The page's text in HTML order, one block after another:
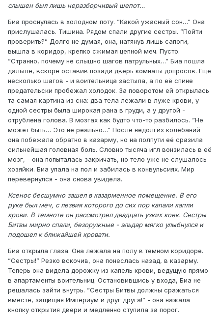
слышен был лишь неразборчивый шепот…
Биа проснулась в холодном поту. ”Какой ужасный сон…” Она
прислушалась. Тишина. Рядом спали другие сестры. ”Пойти
проверить?” Долго не думая, она, натянув лишь сапоги,
вышла в коридор, крепко сжимая цепной меч. Пусто.
”Странно, почему не слышно шагов патрульных…” Биа пошла
дальше, вскоре оставив позади дверь комнаты допросов. Еще
несколько шагов - и воительница застыла, а по её спине
предательски пробежал холодок. За поворотом ей открылась
та самая картина из сна: два тела лежали в луже крови, у
одной сестры была широкая рана в груди, а у другой -
отрублена голова. В мозгах как будто что-то разбилось. ”Не
может быть… Это не реально…” После недолгих колебаний
она побежала обратно в казарму, но на полпути её сразила
сильнейшая головная боль. Словно тысяча игл вонзилась в её
мозг, - она попыталась закричать, но тело уже не слушалось
хозяйки. Биа упала на пол и забилась в конвульсиях. Мир
перевернулся - она снова увидела.
Ксенос бесшумно зашел в казарменное помещение. В его
руке был меч, с лезвия которого до сих пор капали капли
крови. В темноте он рассмотрел двадцать узких коек. Сестры
Битвы мирно спали, безоружные - эльдар мягко улыбнулся и
подошел к ближайшей кровати.
Биа открыла глаза. Она лежала на полу в темном коридоре.
”Сестры!” Резко вскочив, она понеслась назад, в казарму.
Теперь она видела дорожку из капель крови, ведущую прямо
в апартаменты воительниц. Остановившись у входа, Биа не
решалась зайти внутрь. ”Сестры Битвы должны сражаться
вместе, защищая Империум и друг друга!” - она нажала
кнопку открытия двери и медленно ступила за порог.